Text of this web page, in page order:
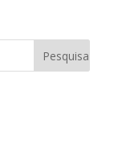
sejam